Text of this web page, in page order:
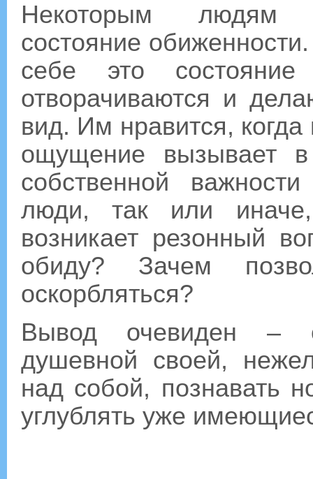
Некоторым людям
состояние
себе это
отворачиваются и
вид. Им нравится,
ощущение вызывает
собственной
люди, так или
возникает резонный
обиду? Зачем
оскорбляться?
Вывод очевиден –
душевной своей,
над собой, познавать
углублять уже